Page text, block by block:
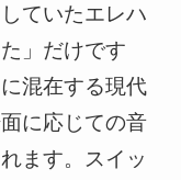
ていたエレハ
」だけです
混在する現代
に応じての音
ます。スイッ